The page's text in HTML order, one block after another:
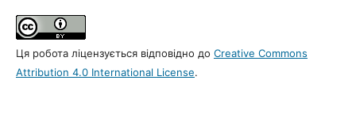
Ця робота ліцензується відповідно до Creative Commons
Attribution 4.0 International License.